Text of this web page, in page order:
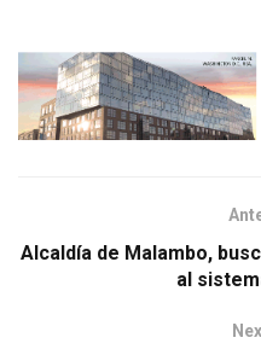
Alcaldía de Malambo,
al